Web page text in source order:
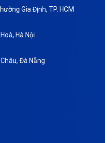
Gia Định, TP. HCM
Hà Nội
Đà Nẵng